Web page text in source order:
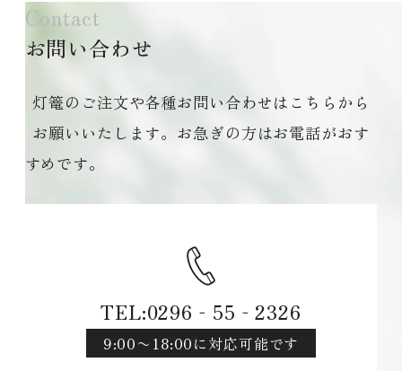
Contact
お問い合わせ
灯篭のご注文や各種お問い合わせはこちらから
お願いいたします。お急ぎの方はお電話がおす
すめです。
TEL:0296‐55‐2326
9:00〜18:00に対応可能です